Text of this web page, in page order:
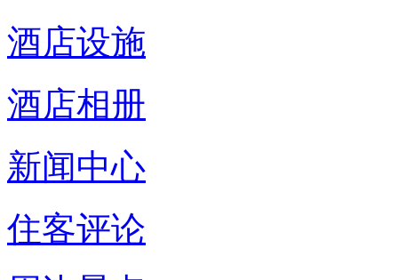
酒店设施
酒店相册
新闻中心
住客评论